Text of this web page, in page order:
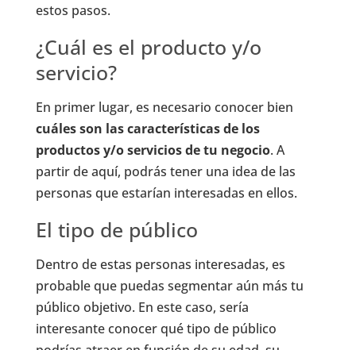
estos pasos.
¿Cuál es el producto y/o
servicio?
En primer lugar, es necesario conocer bien
cuáles son las características de los
productos y/o servicios de tu negocio. A
partir de aquí, podrás tener una idea de las
personas que estarían interesadas en ellos.
El tipo de público
Dentro de estas personas interesadas, es
probable que puedas segmentar aún más tu
público objetivo. En este caso, sería
interesante conocer qué tipo de público